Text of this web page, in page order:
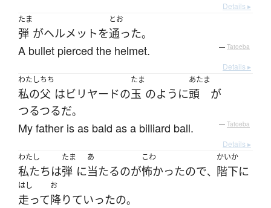
Details ▸
たま
弾 がヘルメット を
とお
通った。
A bullet pierced the helmet. — Tatoeba
Details ▸
わたし
私の
ちち
父 はビリヤードの
たま
玉 のように
あたま
頭
が
つるつるだ。
My father is as bald as a billiard ball. — Tatoeba
Details ▸
わたし
私たちは
たま
弾 に
あ
当たるのが
こわ
怖かったので、
かいか
階下に
はし
走って
お
降りていったの。